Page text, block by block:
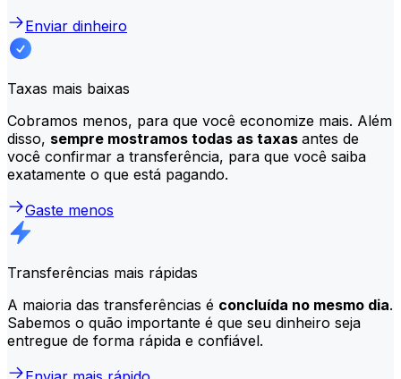
Enviar dinheiro
Taxas mais baixas
Cobramos menos, para que você economize mais. Além
disso, sempre mostramos todas as taxas antes de
você confirmar a transferência, para que você saiba
exatamente o que está pagando.
Gaste menos
Transferências mais rápidas
A maioria das transferências é concluída no mesmo dia.
Sabemos o quão importante é que seu dinheiro seja
entregue de forma rápida e confiável.